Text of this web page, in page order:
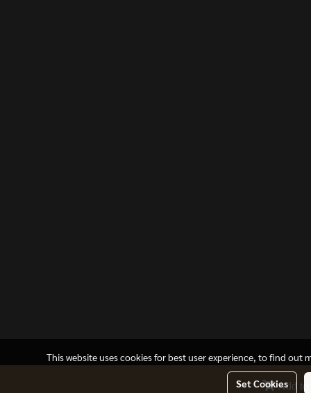
Add to
This website uses cookies for best user experience, to find out
Set Cookies